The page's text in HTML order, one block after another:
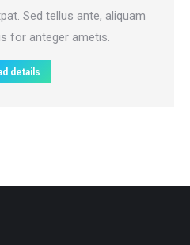
Sed tellus ante, aliquam
for anteger ametis.
details